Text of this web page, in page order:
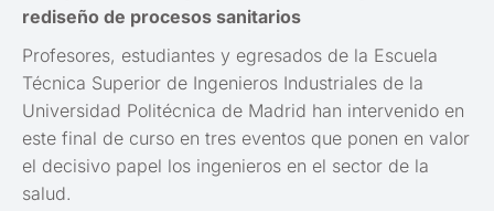
rediseño de procesos sanitarios
Profesores, estudiantes y egresados de la Escuela
Técnica Superior de Ingenieros Industriales de la
Universidad Politécnica de Madrid han intervenido en
este final de curso en tres eventos que ponen en valor
el decisivo papel los ingenieros en el sector de la
salud.